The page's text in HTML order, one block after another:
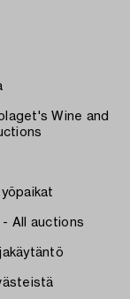
Wine and
- All auctions